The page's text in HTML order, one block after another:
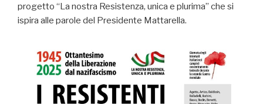
progetto “La nostra Resistenza, unica e plurima” che si
ispira alle parole del Presidente Mattarella.